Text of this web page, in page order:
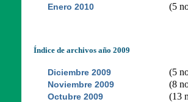
Enero 2010 (5
Índice de archivos año 2009
Diciembre 2009 (5
Noviembre 2009 (8
Octubre 2009 (13